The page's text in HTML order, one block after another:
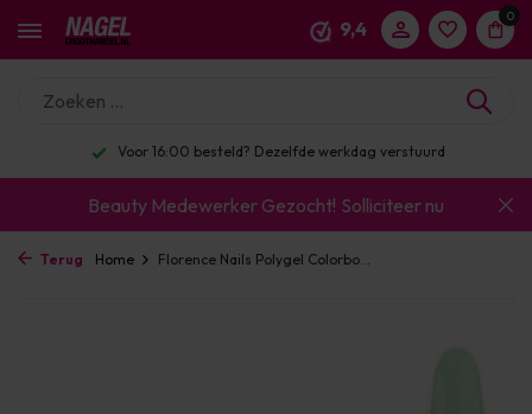
9,4
0
Voor 16:00 besteld? Dezelfde werkdag verstuurd
Beauty Medewerker Gezocht! Solliciteer nu
Terug Home Florence Nails Polygel Colorbo...